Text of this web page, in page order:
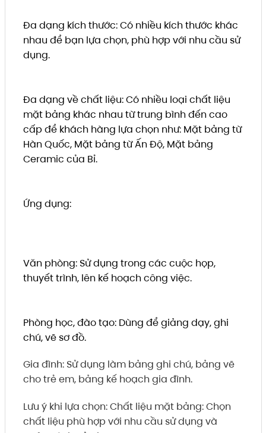
Đa dạng kích thước: Có nhiều kích thước khác
nhau để bạn lựa chọn, phù hợp với nhu cầu sử
dụng.
Đa dạng về chất liệu: Có nhiều loại chất liệu
mặt bảng khác nhau từ trung bình đến cao
cấp để khách hàng lựa chọn như: Mặt bảng từ
Hàn Quốc, Mặt bảng từ Ấn Độ, Mặt bảng
Ceramic của Bỉ.
Ứng dụng:
Văn phòng: Sử dụng trong các cuộc họp,
thuyết trình, lên kế hoạch công việc.
Phòng học, đào tạo: Dùng để giảng dạy, ghi
chú, vẽ sơ đồ.
Gia đình: Sử dụng làm bảng ghi chú, bảng vẽ
cho trẻ em, bảng kế hoạch gia đình.
Lưu ý khi lựa chọn: Chất liệu mặt bảng: Chọn
chất liệu phù hợp với nhu cầu sử dụng và